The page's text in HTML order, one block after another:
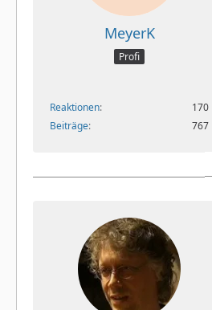
MeyerK
Profi
Reaktionen
170
Beiträge
767